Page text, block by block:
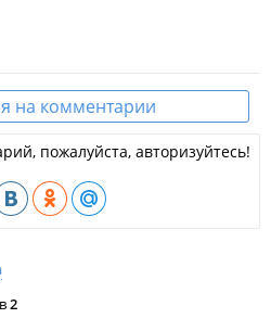
право воспользоваться
и после скидка по карте 20%.
на товары по акции и со
на комментарии
пожалуйста, авторизуйтесь!
2